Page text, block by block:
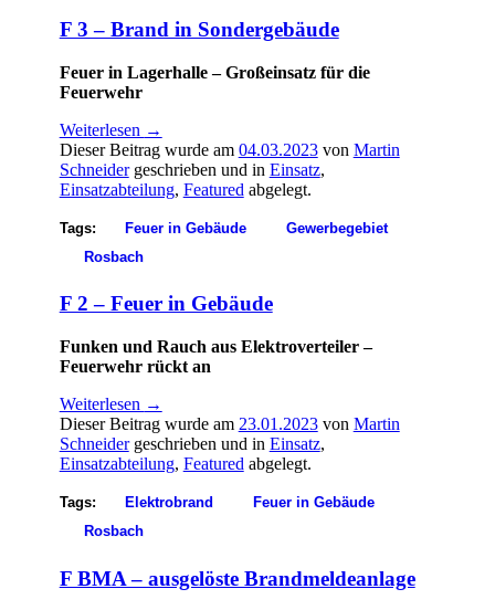
F 3 – Brand in Sondergebäude
Feuer in Lagerhalle – Großeinsatz für die
Feuerwehr
Weiterlesen →
Dieser Beitrag wurde am 04.03.2023von Martin
Schneidergeschrieben und in Einsatz,
Einsatzabteilung, Featured abgelegt.
Tags: Feuer in Gebäude
Gewerbegebiet
Rosbach
F 2 – Feuer in Gebäude
Funken und Rauch aus Elektroverteiler –
Feuerwehr rückt an
Weiterlesen →
Dieser Beitrag wurde am 23.01.2023von Martin
Schneidergeschrieben und in Einsatz,
Einsatzabteilung, Featured abgelegt.
Tags: Elektrobrand
Feuer in Gebäude
Rosbach
F BMA – ausgelöste Brandmeldeanlage